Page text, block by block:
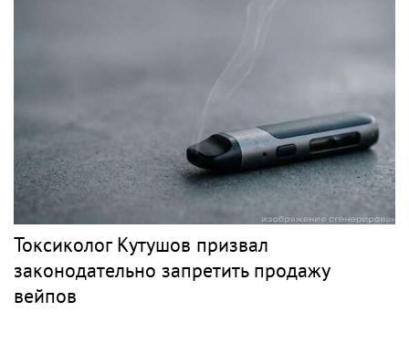
Токсиколог Кутушов призвал
законодательно запретить продажу
вейпов